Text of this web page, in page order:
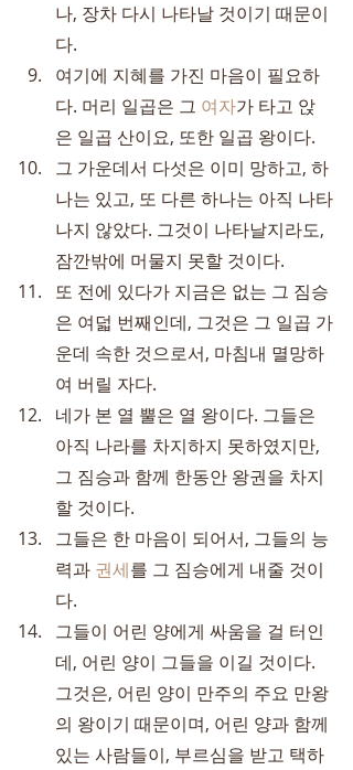
나, 장차 다시 나타날 것이기 때문이
다.
여기에 지혜를 가진 마음이 필요하
다. 머리 일곱은 그 여자가 타고 앉
은 일곱 산이요, 또한 일곱 왕이다.
그 가운데서 다섯은 이미 망하고, 하
나는 있고, 또 다른 하나는 아직 나타
나지 않았다. 그것이 나타날지라도,
잠깐밖에 머물지 못할 것이다.
또 전에 있다가 지금은 없는 그 짐승
은 여덟 번째인데, 그것은 그 일곱 가
운데 속한 것으로서, 마침내 멸망하
여 버릴 자다.
네가 본 열 뿔은 열 왕이다. 그들은
아직 나라를 차지하지 못하였지만,
그 짐승과 함께 한동안 왕권을 차지
할 것이다.
그들은 한 마음이 되어서, 그들의 능
력과 권세를 그 짐승에게 내줄 것이
다.
그들이 어린 양에게 싸움을 걸 터인
데, 어린 양이 그들을 이길 것이다.
그것은, 어린 양이 만주의 주요 만왕
의 왕이기 때문이며, 어린 양과 함께
있는 사람들이, 부르심을 받고 택하